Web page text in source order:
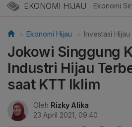
EKONOMI HIJAU
Energi Baru Ekonomi
Ekonomi Hijau Investasi Hijau
Jokowi Singgung
Industri Hijau
saat KTT Iklim
Oleh Rizky Alika
23 April 2021, 09:40